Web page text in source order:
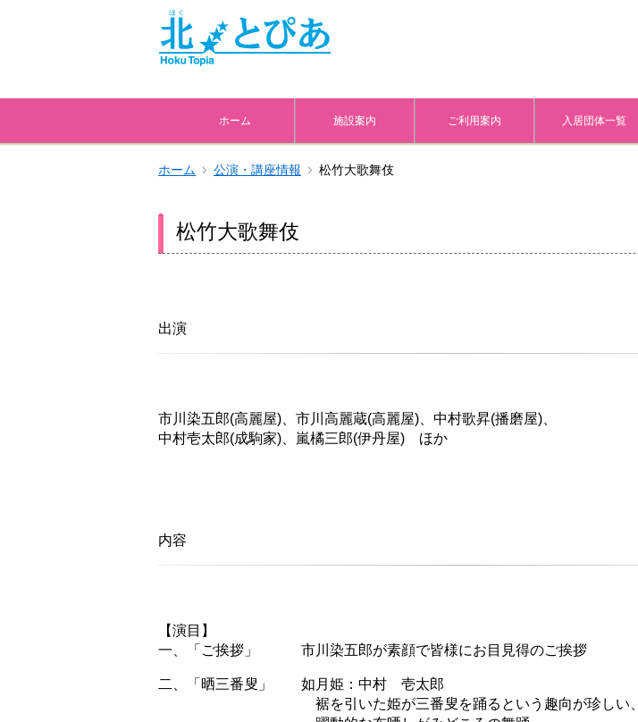
ホーム 施設案内 ご利用案内 入居団体一覧
ホーム 公演・講座情報 松竹大歌舞伎
松竹大歌舞伎
出演
市川染五郎(高麗屋)、市川高麗蔵(高麗屋)、中村歌昇(播磨屋)、
中村壱太郎(成駒家)、嵐橘三郎(伊丹屋) ほか
内容
【演目】
一、「ご挨拶」 市川染五郎が素顔で皆様にお目見得のご挨拶
二、「晒三番叟」 如月姫：中村 壱太郎
裾を引いた姫が三番叟を踊るという趣向が珍しい、